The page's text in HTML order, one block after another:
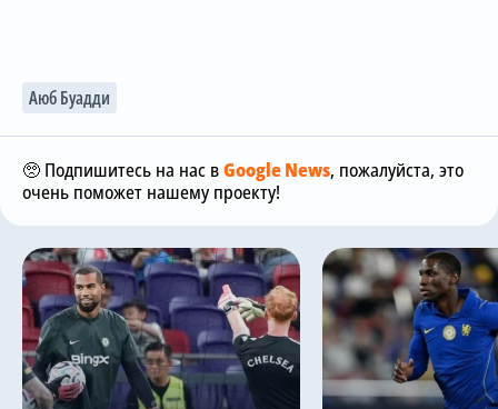
Аюб Буадди
🥺 Подпишитесь на нас вGoogle News, пожалуйста, это
очень поможет нашему проекту!